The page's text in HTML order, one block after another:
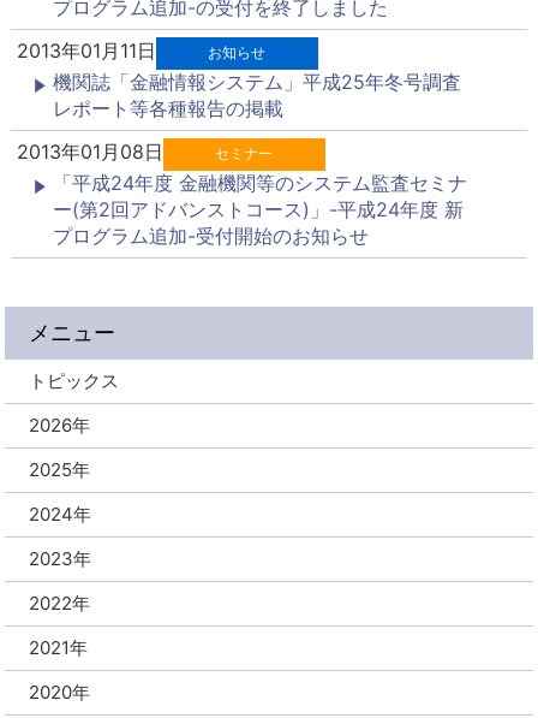
プログラム追加-の受付を終了しました
2013年01月11日
お知らせ
機関誌「金融情報システム」平成25年冬号調査
レポート等各種報告の掲載
2013年01月08日
セミナー
「平成24年度 金融機関等のシステム監査セミナ
ー(第2回アドバンストコース)」-平成24年度 新
プログラム追加-受付開始のお知らせ
メニュー
トピックス
2026年
2025年
2024年
2023年
2022年
2021年
2020年